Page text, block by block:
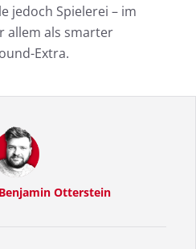
jedoch Spielerei – im
allem als smarter
Extra.
Benjamin Otterstein